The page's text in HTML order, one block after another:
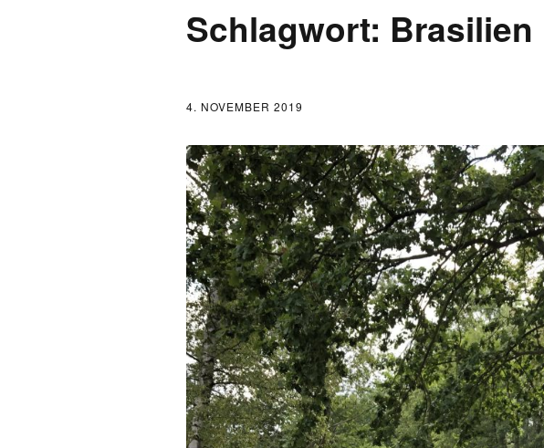
FONTANE UND SCHULE
FONTANE-
FORSCHER*INNEN
FONTANE-INSTITUTIONEN
FONTANE-
LEBENSSTATIONEN
FONTANE-ORTE
Schlagwort: Brasilien
4. NOVEMBER 2019